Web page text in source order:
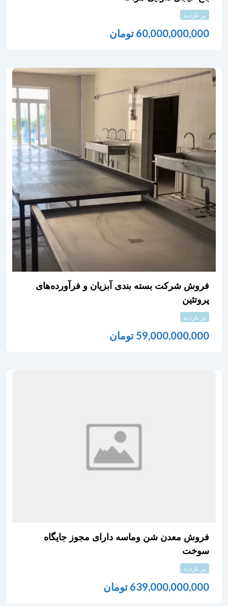
پر بازدید
60,000,000,000 تومان
فروش شرکت بسته بندی آبزیان و فرآورده‌های
پروتئین
پر بازدید
59,000,000,000 تومان
فروش معدن شن وماسه دارای مجوز جایگاه
سوخت
پر بازدید
639,000,000,000 تومان